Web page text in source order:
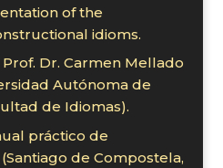
of the
idioms.
Dr. Carmen Mellado
Autónoma de
de Idiomas).
práctico de
de Compostela,